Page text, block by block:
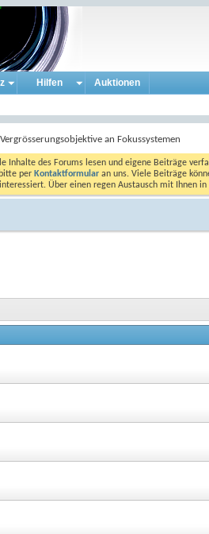
Hilfen Auktionen
Vergrösserungsobjektive an Fokussystemen
Inhalte des Forums lesen und eigene Beiträge
per Kontaktformular an uns. Viele Beiträge
Über einen regen Austausch mit Ihnen